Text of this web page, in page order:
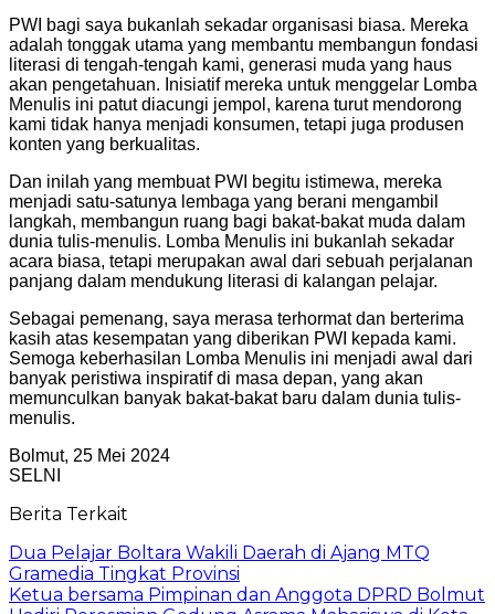
PWI bagi saya bukanlah sekadar organisasi biasa. Mereka
adalah tonggak utama yang membantu membangun fondasi
literasi di tengah-tengah kami, generasi muda yang haus
akan pengetahuan. Inisiatif mereka untuk menggelar Lomba
Menulis ini patut diacungi jempol, karena turut mendorong
kami tidak hanya menjadi konsumen, tetapi juga produsen
konten yang berkualitas.
Dan inilah yang membuat PWI begitu istimewa, mereka
menjadi satu-satunya lembaga yang berani mengambil
langkah, membangun ruang bagi bakat-bakat muda dalam
dunia tulis-menulis. Lomba Menulis ini bukanlah sekadar
acara biasa, tetapi merupakan awal dari sebuah perjalanan
panjang dalam mendukung literasi di kalangan pelajar.
Sebagai pemenang, saya merasa terhormat dan berterima
kasih atas kesempatan yang diberikan PWI kepada kami.
Semoga keberhasilan Lomba Menulis ini menjadi awal dari
banyak peristiwa inspiratif di masa depan, yang akan
memunculkan banyak bakat-bakat baru dalam dunia tulis-
menulis.
Bolmut, 25 Mei 2024
SELNI
Berita Terkait
Dua Pelajar Boltara Wakili Daerah di Ajang MTQ
Gramedia Tingkat Provinsi
Ketua bersama Pimpinan dan Anggota DPRD Bolmut